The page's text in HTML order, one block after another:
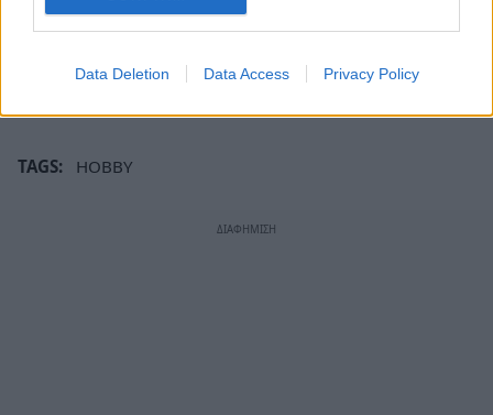
Data Deletion Data Access Privacy Policy
ορμητικό από μεγάλο ύψος, δημιουργώντας μια
ορθογώνιο σχήμα τους.
TAGS: HOBBY